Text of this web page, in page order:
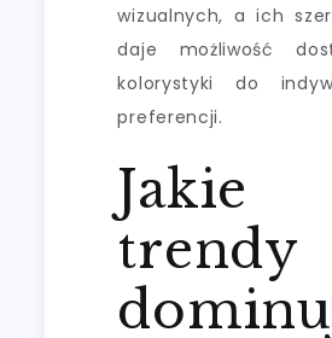
wizualnych, a ich
daje możliwość
kolorystyki do
preferencji.
Jakie
trendy